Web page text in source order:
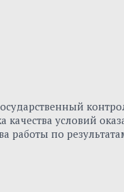
качества условий
по